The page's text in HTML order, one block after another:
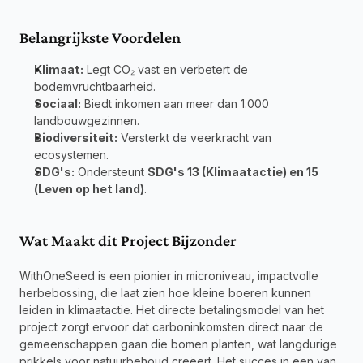
Belangrijkste Voordelen
Klimaat: Legt CO₂ vast en verbetert de
bodemvruchtbaarheid.
Sociaal: Biedt inkomen aan meer dan 1.000
landbouwgezinnen.
Biodiversiteit: Versterkt de veerkracht van
ecosystemen.
SDG's: Ondersteunt SDG's 13 (Klimaatactie) en 15
(Leven op het land).
Wat Maakt dit Project Bijzonder
WithOneSeed is een pionier in microniveau, impactvolle
herbebossing, die laat zien hoe kleine boeren kunnen
leiden in klimaatactie. Het directe betalingsmodel van het
project zorgt ervoor dat carboninkomsten direct naar de
gemeenschappen gaan die bomen planten, wat langdurige